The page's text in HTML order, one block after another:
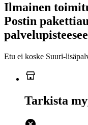
Ilmainen
Postin
Etu ei koske
Tarkista